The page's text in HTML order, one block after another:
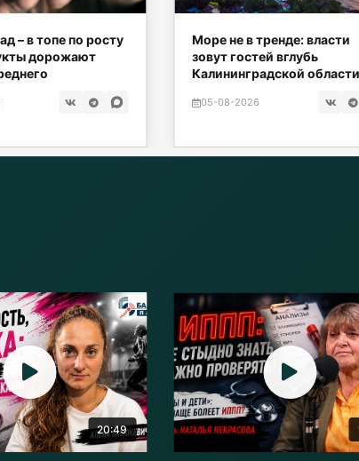
– в топе по росту
дорожают
Море не в тренде: власти
зовут гостей вглубь
Калининградской области
05-08-2026
20:49